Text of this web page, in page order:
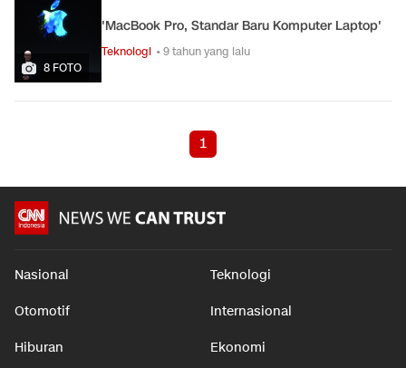
8 FOTO
'MacBook Pro, Standar Baru Komputer Laptop'
Teknologi • 9 tahun yang lalu
1
Nasional Teknologi
Otomotif Internasional
Hiburan Ekonomi